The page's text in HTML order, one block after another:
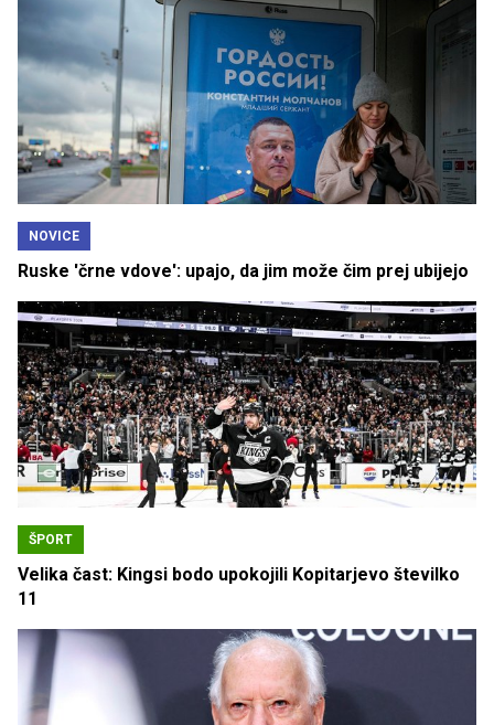
NOVICE
Ruske 'črne vdove': upajo, da jim može čim prej ubijejo
ŠPORT
Velika čast: Kingsi bodo upokojili Kopitarjevo številko
11